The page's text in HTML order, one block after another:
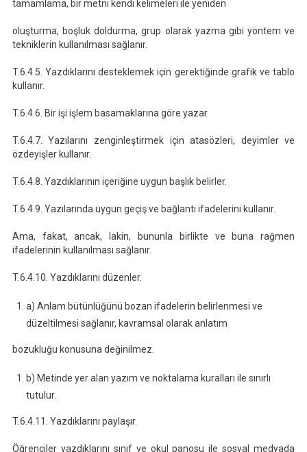
tamamlama, bir metni kendi kelimeleri ile yeniden
oluşturma, boşluk doldurma, grup olarak yazma gibi yöntem ve
tekniklerin kullanılması sağlanır.
T.6.4.5. Yazdıklarını desteklemek için gerektiğinde grafik ve tablo
kullanır.
T.6.4.6. Bir işi işlem basamaklarına göre yazar.
T.6.4.7. Yazılarını zenginleştirmek için atasözleri, deyimler ve
özdeyişler kullanır.
T.6.4.8. Yazdıklarının içeriğine uygun başlık belirler.
T.6.4.9. Yazılarında uygun geçiş ve bağlantı ifadelerini kullanır.
Ama, fakat, ancak, lakin, bununla birlikte ve buna rağmen
ifadelerinin kullanılması sağlanır.
T.6.4.10. Yazdıklarını düzenler.
a) Anlam bütünlüğünü bozan ifadelerin belirlenmesi ve
düzeltilmesi sağlanır, kavramsal olarak anlatım
bozukluğu konusuna değinilmez.
b) Metinde yer alan yazım ve noktalama kuralları ile sınırlı
tutulur.
T.6.4.11. Yazdıklarını paylaşır.
Öğrenciler yazdıklarını sınıf ve okul panosu ile sosyal medyada